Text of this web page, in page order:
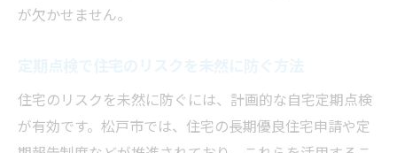
切さ
資産価値維持には定期報告が欠かせない理由
自宅定期点検と定期報告で資産価値を守る
が欠かせません。
住宅のリスクを未然に防ぐには、計画的な自宅定期点検
が有効です。松戸市では、住宅の長期優良住宅申請や定